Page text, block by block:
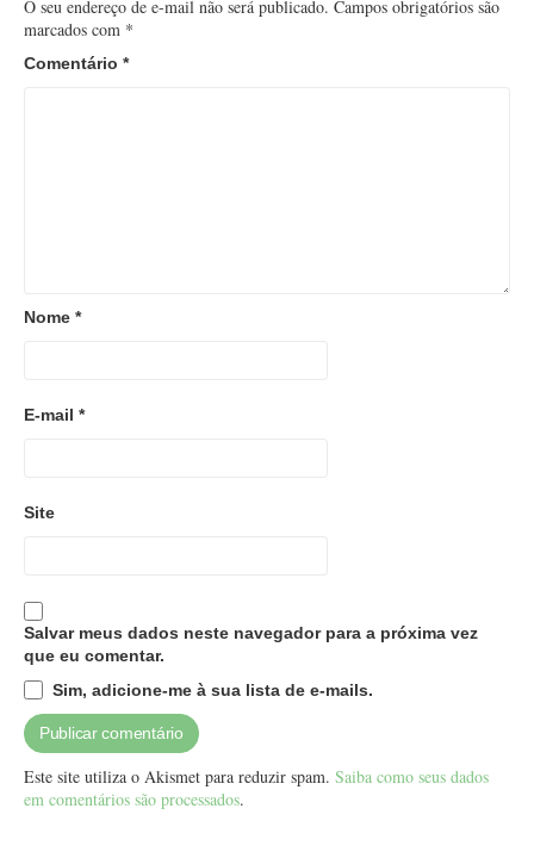
O seu endereço de e-mail não será publicado. Campos obrigatórios são
marcados com *
Comentário *
Nome *
E-mail *
Site
Salvar meus dados neste navegador para a próxima vez
que eu comentar.
Sim, adicione-me à sua lista de e-mails.
Este site utiliza o Akismet para reduzir spam. Saiba como seus dados
em comentários são processados.